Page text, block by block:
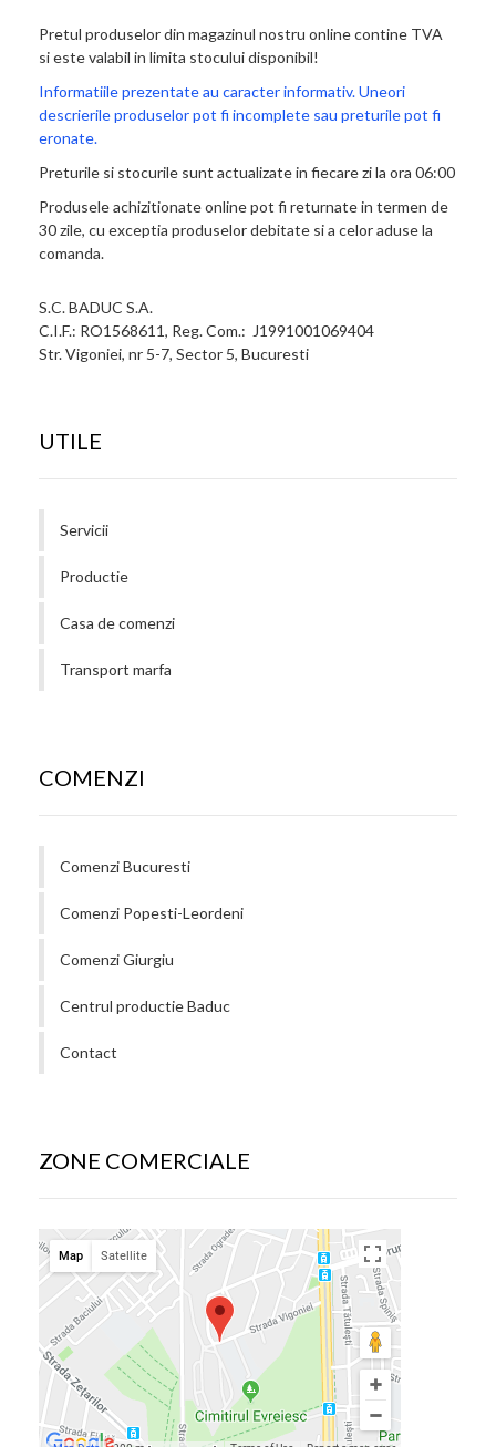
Pretul produselor din magazinul nostru online contine TVA
si este valabil in limita stocului disponibil!
Informatiile prezentate au caracter informativ. Uneori
descrierile produselor pot fi incomplete sau preturile pot fi
eronate.
Preturile si stocurile sunt actualizate in fiecare zi la ora 06:00
Produsele achizitionate online pot fi returnate in termen de
30 zile, cu exceptia produselor debitate si a celor aduse la
comanda.
S.C. BADUC S.A.
C.I.F.: RO1568611, Reg. Com.: J1991001069404
Str. Vigoniei, nr 5-7, Sector 5, Bucuresti
UTILE
Servicii
Productie
Casa de comenzi
Transport marfa
COMENZI
Comenzi Bucuresti
Comenzi Popesti-Leordeni
Comenzi Giurgiu
Centrul productie Baduc
Contact
ZONE COMERCIALE